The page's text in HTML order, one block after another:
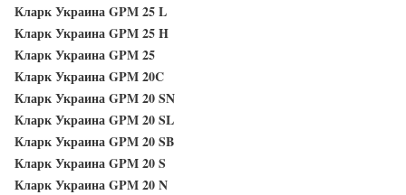
Кларк Украина GPM 25 L
Кларк Украина GPM 25 H
Кларк Украина GPM 25
Кларк Украина GPM 20C
Кларк Украина GPM 20 SN
Кларк Украина GPM 20 SL
Кларк Украина GPM 20 SB
Кларк Украина GPM 20 S
Кларк Украина GPM 20 N